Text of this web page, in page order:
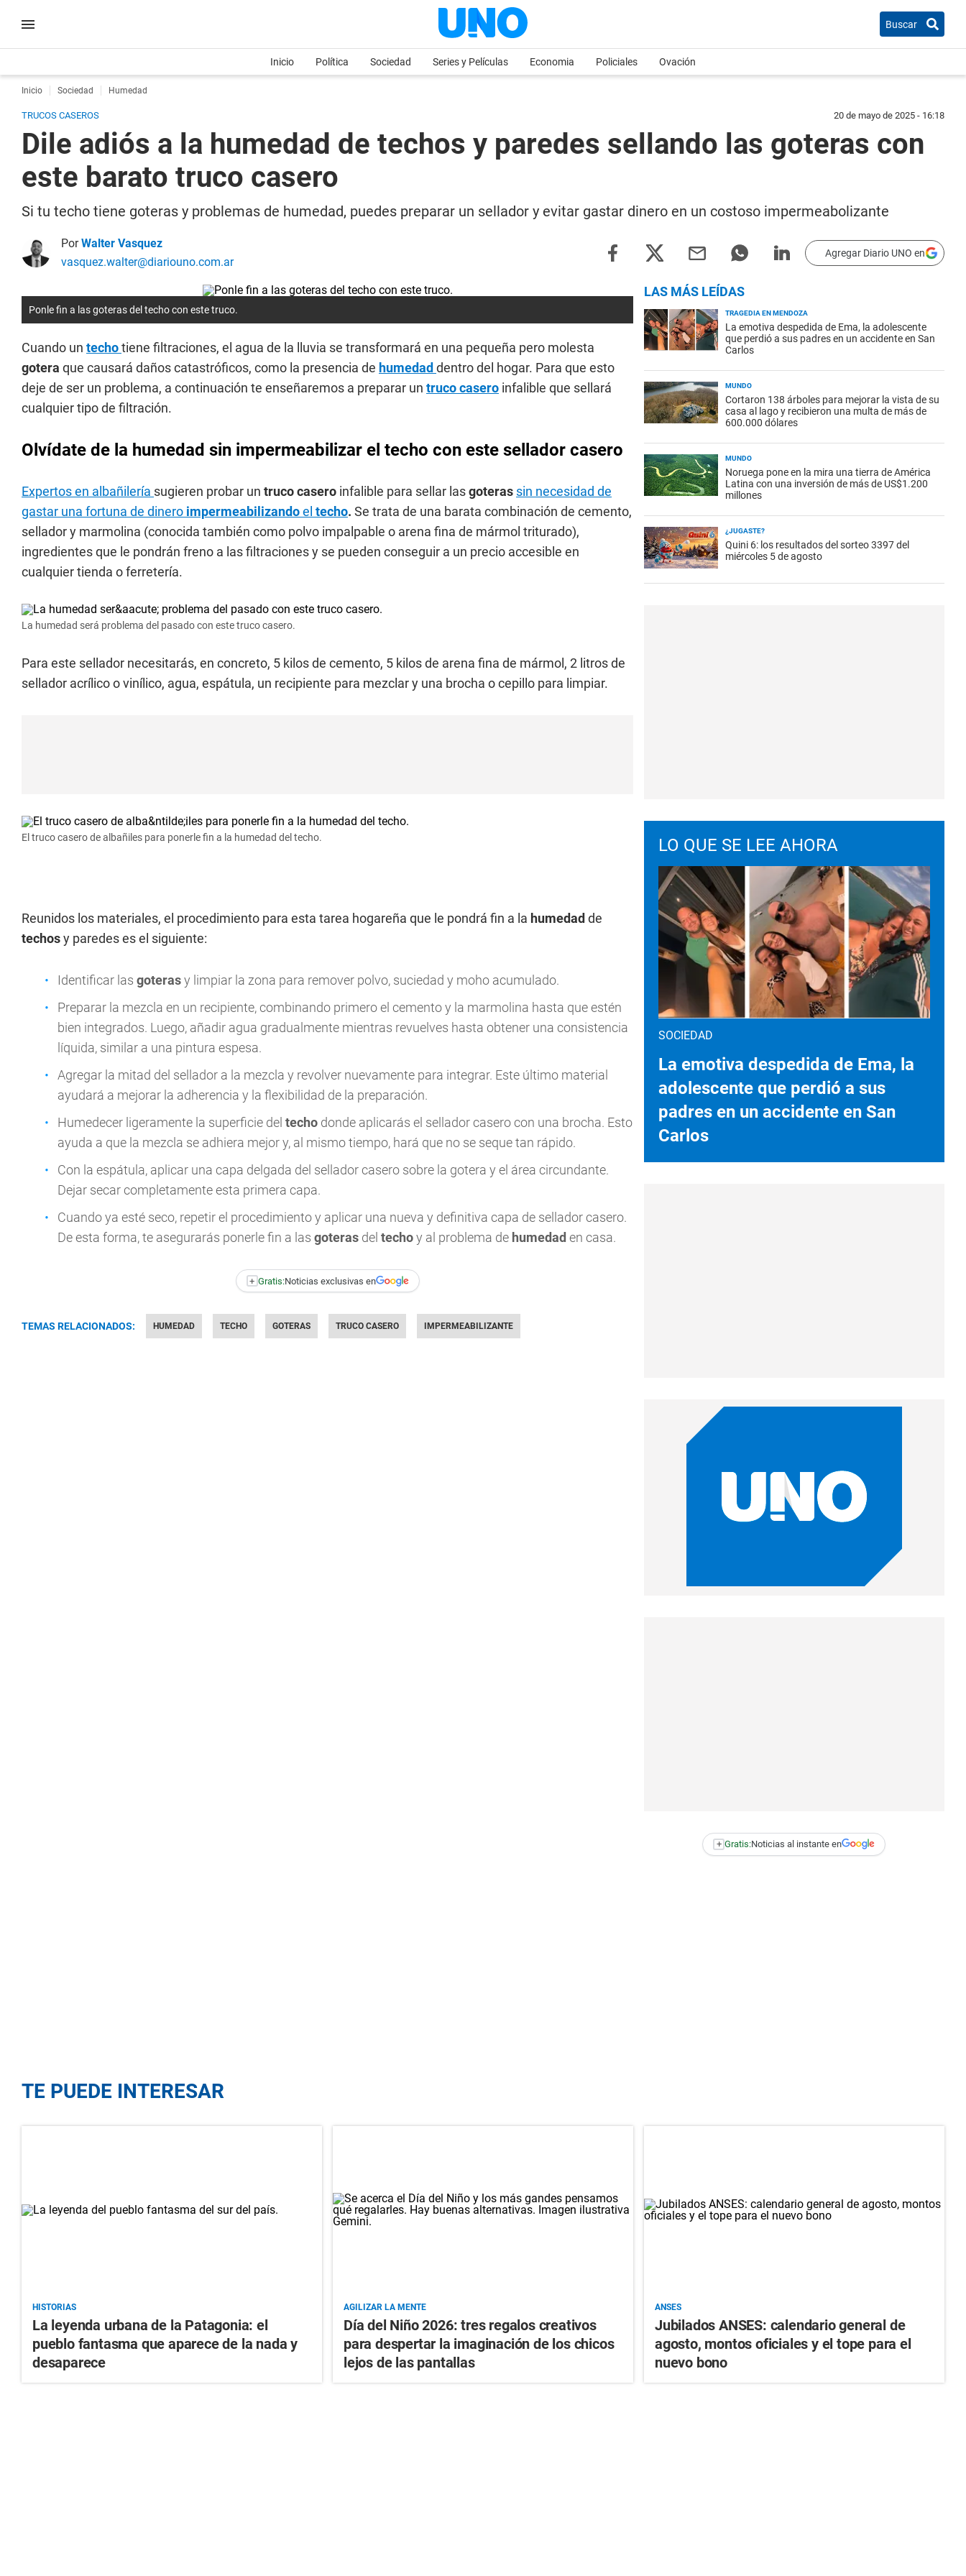
Buscar
Inicio Política Sociedad Series y Películas Economia Policiales Ovación
Inicio Sociedad Humedad
TRUCOS CASEROS 20 de mayo de 2025 - 16:18
Dile adiós a la humedad de techos y paredes sellando las goteras con
este barato truco casero
Si tu techo tiene goteras y problemas de humedad, puedes preparar un sellador y evitar gastar dinero en un costoso impermeabolizante
PorWalter Vasquez
vasquez.walter@diariouno.com.ar
Agregar Diario UNO en
Ponle fin a las goteras del techo con este truco.
Cuando un techotiene filtraciones, el agua de la lluvia se transformará en una pequeña pero molesta
gotera que causará daños catastróficos, como la presencia de humedad dentro del hogar. Para que esto
deje de ser un problema, a continuación te enseñaremos a preparar un truco casero infalible que sellará
cualquier tipo de filtración.
Olvídate de la humedad sin impermeabilizar el techo con este sellador casero
Expertos en albañilería sugieren probar un truco casero infalible para sellar lasgoteras sin necesidad de
gastar una fortuna de dinero impermeabilizandoel techo. Se trata de una barata combinación de cemento,
sellador y marmolina (conocida también como polvo impalpable o arena fina de mármol triturado),
ingredientes que le pondrán freno a las filtraciones y se pueden conseguir a un precio accesible en
cualquier tienda o ferretería.
La humedad será problema del pasado con este truco casero.
Para este sellador necesitarás, en concreto, 5 kilos de cemento, 5 kilos de arena fina de mármol, 2 litros de
sellador acrílico o vinílico, agua, espátula, un recipiente para mezclar y una brocha o cepillo para limpiar.
El truco casero de albañiles para ponerle fin a la humedad del techo.
Reunidos los materiales, el procedimiento para esta tarea hogareña que le pondrá fin a la humedad de
techosy paredes es el siguiente:
Identificar las goterasy limpiar la zona para remover polvo, suciedad y moho acumulado.
Preparar la mezcla en un recipiente, combinando primero el cemento y la marmolina hasta que estén
bien integrados. Luego, añadir agua gradualmente mientras revuelves hasta obtener una consistencia
líquida, similar a una pintura espesa.
Agregar la mitad del sellador a la mezcla y revolver nuevamente para integrar. Este último material
ayudará a mejorar la adherencia y la flexibilidad de la preparación.
Humedecer ligeramente la superficie del techo donde aplicarás el sellador casero con una brocha. Esto
ayuda a que la mezcla se adhiera mejor y, al mismo tiempo, hará que no se seque tan rápido.
Con la espátula, aplicar una capa delgada del sellador casero sobre la gotera y el área circundante.
Dejar secar completamente esta primera capa.
Cuando ya esté seco, repetir el procedimiento y aplicar una nueva y definitiva capa de sellador casero.
De esta forma, te asegurarás ponerle fin a las goteras del techoy al problema de humedad en casa.
+ Gratis:Noticias exclusivas en
TEMAS RELACIONADOS: HUMEDAD TECHO GOTERAS TRUCO CASERO IMPERMEABILIZANTE
LAS MÁS LEÍDAS
TRAGEDIA EN MENDOZA
La emotiva despedida de Ema, la adolescente
que perdió a sus padres en un accidente en San
Carlos
MUNDO
Cortaron 138 árboles para mejorar la vista de su
casa al lago y recibieron una multa de más de
600.000 dólares
MUNDO
Noruega pone en la mira una tierra de América
Latina con una inversión de más de US$1.200
millones
¿JUGASTE?
Quini 6: los resultados del sorteo 3397 del
miércoles 5 de agosto
LO QUE SE LEE AHORA
SOCIEDAD
La emotiva despedida de Ema, la
adolescente que perdió a sus
padres en un accidente en San
Carlos
+ Gratis:Noticias al instante en
TE PUEDE INTERESAR
HISTORIAS
La leyenda urbana de la Patagonia: el
pueblo fantasma que aparece de la nada y
desaparece
AGILIZAR LA MENTE
Día del Niño 2026: tres regalos creativos
para despertar la imaginación de los chicos
lejos de las pantallas
ANSES
Jubilados ANSES: calendario general de
agosto, montos oficiales y el tope para el
nuevo bono